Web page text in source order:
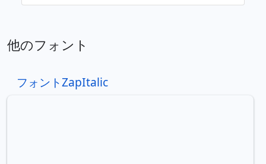
他のフォント
フォントZapItalic